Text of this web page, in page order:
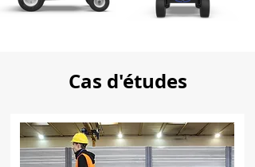
Cas d'études